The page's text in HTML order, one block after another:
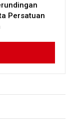
Persatuan